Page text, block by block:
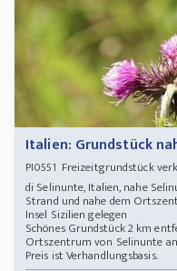
Italien: Grundstück
PI0551 Freizeitgrundstück
di Selinunte, Italien, nahe
Strand und nahe dem
Insel Sizilien gelegen
Schönes Grundstück 2 km
Ortszentrum von Selinunte
Preis ist Verhandlungsbasis.